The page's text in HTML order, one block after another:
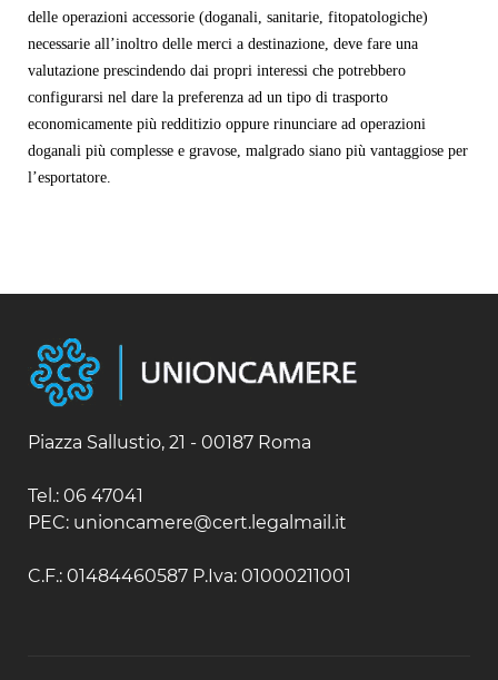
delle operazioni accessorie (doganali, sanitarie, fitopatologiche)
necessarie all’inoltro delle merci a destinazione, deve fare una
valutazione prescindendo dai propri interessi che potrebbero
configurarsi nel dare la preferenza ad un tipo di trasporto
economicamente più redditizio oppure rinunciare ad operazioni
doganali più complesse e gravose, malgrado siano più vantaggiose per
l’esportatore.
Piazza Sallustio, 21 - 00187 Roma
Tel.: 06 47041
PEC: unioncamere@cert.legalmail.it
C.F.: 01484460587 P.Iva: 01000211001